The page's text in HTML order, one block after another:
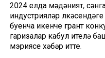
2024 елда мәдәният,
индустрияләр
буенча икенче грант
гаризалар кабул ителә
мэриясе хәбәр итте.